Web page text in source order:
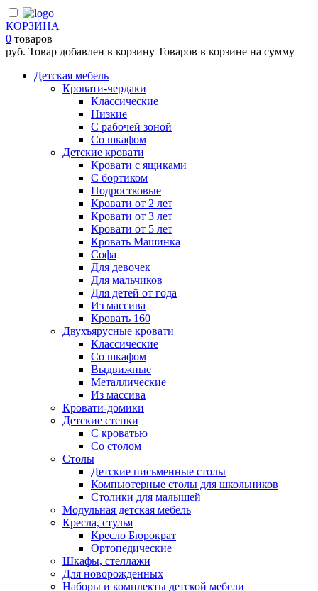
КОРЗИНА
0 товаров
руб. Товар добавлен в корзину Товаров в корзине на сумму
Детская мебель
Кровати-чердаки
Классические
Низкие
С рабочей зоной
Со шкафом
Детские кровати
Кровати с ящиками
С бортиком
Подростковые
Кровати от 2 лет
Кровати от 3 лет
Кровати от 5 лет
Кровать Машинка
Софа
Для девочек
Для мальчиков
Для детей от года
Из массива
Кровать 160
Двухъярусные кровати
Классические
Со шкафом
Выдвижные
Металлические
Из массива
Кровати-домики
Детские стенки
С кроватью
Со столом
Столы
Детские письменные столы
Компьютерные столы для школьников
Столики для малышей
Модульная детская мебель
Кресла, стулья
Кресло Бюрократ
Ортопедические
Шкафы, стеллажи
Для новорожденных
Наборы и комплекты детской мебели